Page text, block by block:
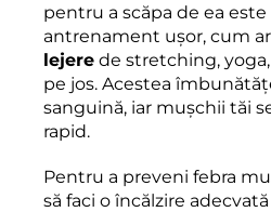
pentru a scăpa de ea
antrenament ușor, cum
lejere de stretching,
pe jos. Acestea
sanguină, iar mușchii tăi
rapid.
Pentru a preveni febra
să faci o încălzire